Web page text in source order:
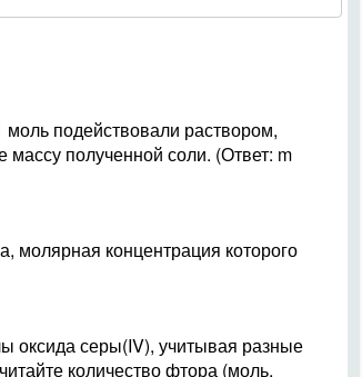
подействовали раствором,
полученной соли. (Ответ: m
молярная концентрация которого
оксида серы(IV), учитывая разные
количество фтора (моль,